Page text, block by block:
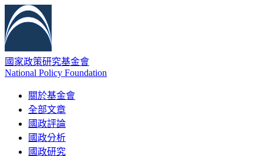
國家政策研究基金會
National Policy Foundation
關於基金會
全部文章
國政評論
國政分析
國政研究